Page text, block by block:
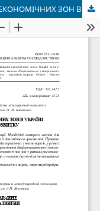
ДОСВІД ФУНКЦІОНУВАННЯ ВІЛЬНИХ ЕКОНОМІЧНИХ ЗОН В УКРАЇНІ ТА ПЕРСПЕКТИВИ ЇХ ПОДАЛЬШОГО РОЗВИТКУ